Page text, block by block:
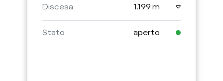
Discesa 1.199 m
Stato aperto